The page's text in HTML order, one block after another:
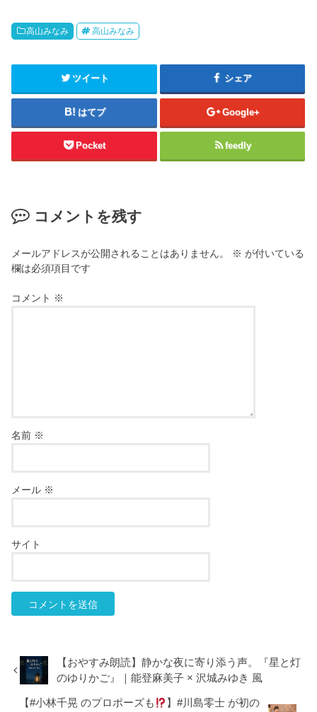
高山みなみ 高山みなみ
ツイート シェア
はてブ Google+
Pocket feedly
コメントを残す
メールアドレスが公開されることはありません。 ※ が付いている
欄は必須項目です
コメント ※
名前 ※
メール ※
サイト
【おやすみ朗読】静かな夜に寄り添う声。『星と灯
のゆりかご』｜能登麻美子 × 沢城みゆき 風
【#小林千晃 のプロポーズも
】#川島零士 が初の